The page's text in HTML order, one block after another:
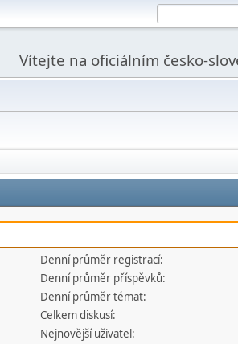
Vítejte na oficiálním česko-
Denní průměr registrací:
Denní průměr příspěvků:
Denní průměr témat:
Celkem diskusí:
Nejnovější uživatel: